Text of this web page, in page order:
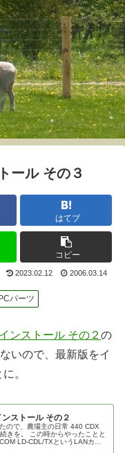
ール その３
はてブ
コピー
2023.02.12 2006.03.14
PCパーツ
ンストール その２ の
いので、最新版をイ
。
ストール その２
ので、農場主の日常 440 CDX
やったことと
LD-CDL/TXというLANカー